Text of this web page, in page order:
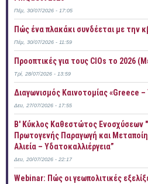
Πέμ, 30/07/2026 - 17:05
Πώς ένα πλακάκι συνδέεται με την
Πέμ, 30/07/2026 - 11:59
Προοπτικές για τους CIOs το 2026
Τρί, 28/07/2026 - 13:59
Διαγωνισμός Καινοτομίας «Greece
Δευ, 27/07/2026 - 17:55
B' Κύκλος Καθεστώτος Ενοσχύσεων
Πρωτογενής Παραγωγή και
Αλιεία – Υδατοκαλλιέργεια”
Δευ, 20/07/2026 - 22:17
Webinar: Πώς οι γεωπολιτικές